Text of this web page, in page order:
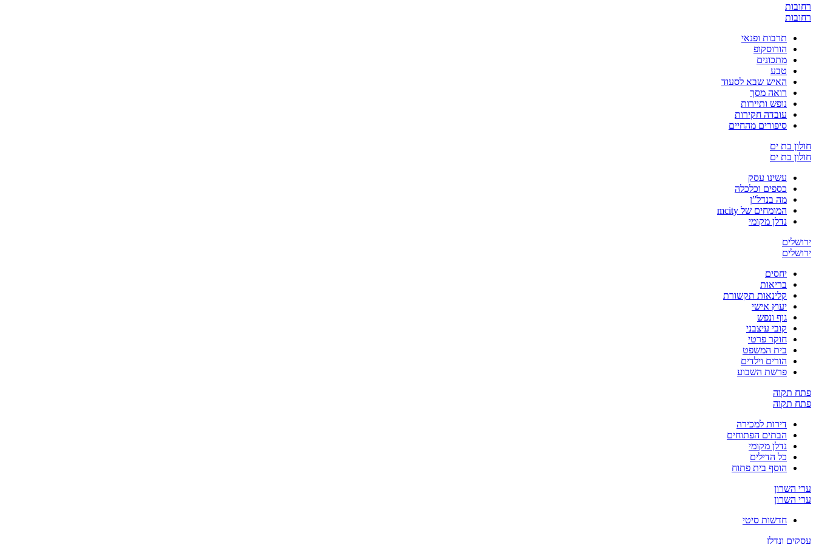
רחובות
רחובות
תרבות ופנאי
הורוסקופ
מתכונים
טבע
האיש שבא לסעוד
רואה מסך
נופש ותיירות
עובדה חקירות
סיפורים מהחיים
חולון בת ים
חולון בת ים
עשינו עסק
כספים וכלכלה
מה בנדל”ן
המומחים של mcity
נדלן מקומי
ירושלים
ירושלים
יחסים
בריאות
קלינאות תקשורת
יעוץ אישי
גוף ונפש
קובי עיצבני
חוקר פרטי
בית המשפט
הורים וילדים
פרשת השבוע
פתח תקוה
פתח תקוה
דירות למכירה
הבתים הפתוחים
נדלן מקומי
כל הדילים
הוסף בית פתוח
ערי השרון
ערי השרון
חדשות סיטי
עסקים ונדלן